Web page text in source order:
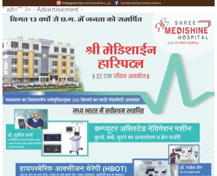
" alt="" />- Advertisement -